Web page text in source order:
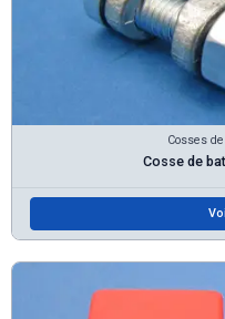
Cosses
Cosse de